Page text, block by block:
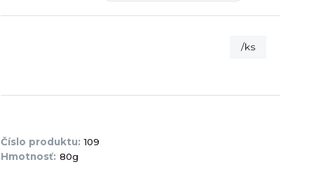
/ks
Číslo produktu: 109
Hmotnosť: 80g